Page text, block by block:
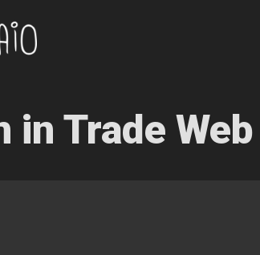
in Trade